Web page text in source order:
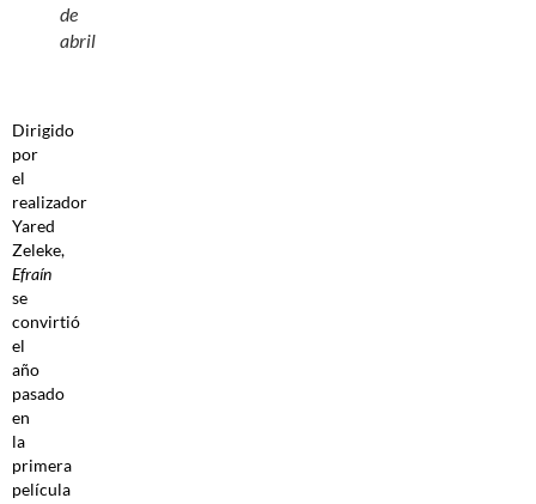
de
abril
Dirigido
por
el
realizador
Yared
Zeleke,
Efraín
se
convirtió
el
año
pasado
en
la
primera
película